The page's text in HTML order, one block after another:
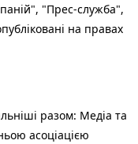
"Прес-служба",
на правах
разом: Медіа та
асоціацією